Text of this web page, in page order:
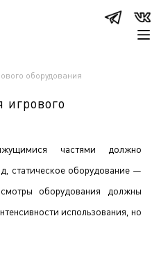
оборудования
частями должно
статическое оборудование —
оборудования должны
использования, но